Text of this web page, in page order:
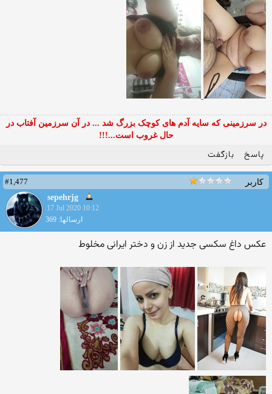
در سرزمینی که سایه آدم های کوچک بزرگ شد ... در آن سرزمین آفتاب در
حال غروب است...!!!
پاسخ بازگفت
کاربر
#1,477
sepehrjg
17 Jul 2020 10:12
ارسالها: 369
عکس داغ سکسی جدید از زن و دختر ایرانی مخلوط